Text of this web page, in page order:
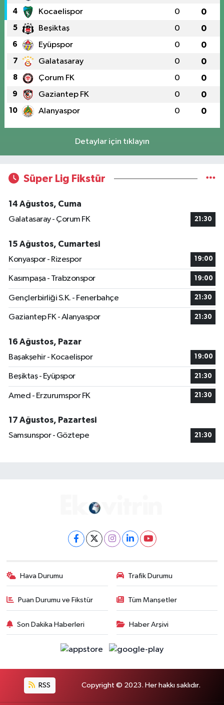
4 Kocaelispor 0 0
5 Beşiktaş 0 0
6 Eyüpspor 0 0
7 Galatasaray 0 0
8 Çorum FK 0 0
9 Gaziantep FK 0 0
10 Alanyaspor 0 0
Detaylar için tıklayın
Süper Lig Fikstür
14 Ağustos, Cuma
Galatasaray - Çorum FK
21:30
15 Ağustos, Cumartesi
Konyaspor - Rizespor
19:00
Kasımpaşa - Trabzonspor 19:00
Gençlerbirliği S.K. - Fenerbahçe 21:30
Gaziantep FK - Alanyaspor 21:30
16 Ağustos, Pazar
Başakşehir - Kocaelispor
19:00
Beşiktaş - Eyüpspor 21:30
Amed - Erzurumspor FK 21:30
17 Ağustos, Pazartesi
Samsunspor - Göztepe
21:30
Hava Durumu Trafik Durumu
Puan Durumu ve Fikstür Tüm Manşetler
Son Dakika Haberleri Haber Arşivi
RSS Copyright © 2023. Her hakkı saklıdır.